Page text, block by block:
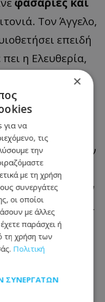
Τον Άγγελο,
επειδή
η Ελευθερία,
είχε σκοτωθεί.
και
το ήδη
ήταν αυτές των
του ΕΚΑΒ, οι
την
στο σπίτι και
την άφιξή
τη στιγμή που
μέσα στο
×
για να
τις
την
με τη χρήση
συνεργάτες
οι οποίοι
με άλλες
παράσχει ή
τη χρήση των
Πολιτική
ΣΥΝΕΡΓΑΤΏΝ